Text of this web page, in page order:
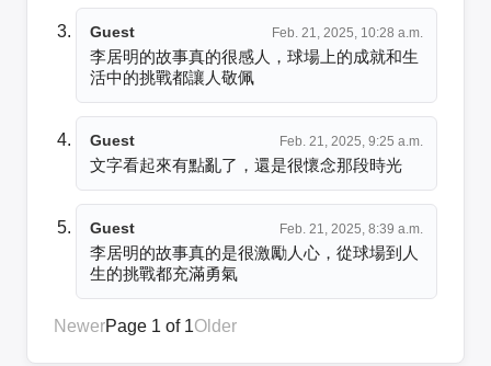
Guest Feb. 21, 2025, 10:28 a.m.
李居明的故事真的很感人，球場上的成就和生
活中的挑戰都讓人敬佩
Guest Feb. 21, 2025, 9:25 a.m.
文字看起來有點亂了，還是很懷念那段時光
Guest Feb. 21, 2025, 8:39 a.m.
李居明的故事真的是很激勵人心，從球場到人
生的挑戰都充滿勇氣
NewerPage 1 of 1Older